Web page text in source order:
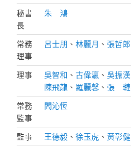
秘書
長
朱 鴻
常務
理事
呂士朋 、林麗月 、 張哲郎
理事 吳智和 、古偉瀛 、 吳振漢
陳飛龍 、 羅麗馨 、 張 璉
常務
監事
閻沁恆
監事 王德毅 、徐玉虎 、黃彰健